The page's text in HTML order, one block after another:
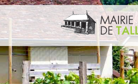
Aller
au
contenu